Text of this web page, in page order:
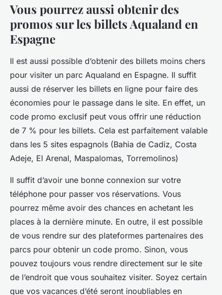
Vous pourrez aussi obtenir des
promos sur les billets Aqualand en
Espagne
Il est aussi possible d’obtenir des billets moins chers
pour visiter un parc Aqualand en Espagne. Il suffit
aussi de réserver les billets en ligne pour faire des
économies pour le passage dans le site. En effet, un
code promo exclusif peut vous offrir une réduction
de 7 % pour les billets. Cela est parfaitement valable
dans les 5 sites espagnols (Bahia de Cadiz, Costa
Adeje, El Arenal, Maspalomas, Torremolinos)
Il suffit d’avoir une bonne connexion sur votre
téléphone pour passer vos réservations. Vous
pourrez même avoir des chances en achetant les
places à la dernière minute. En outre, il est possible
de vous rendre sur des plateformes partenaires des
parcs pour obtenir un code promo. Sinon, vous
pouvez toujours vous rendre directement sur le site
de l’endroit que vous souhaitez visiter. Soyez certain
que vos vacances d’été seront inoubliables en